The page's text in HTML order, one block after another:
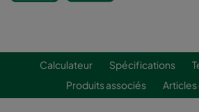
Calculateur Spécifications
Produits associés
Articles